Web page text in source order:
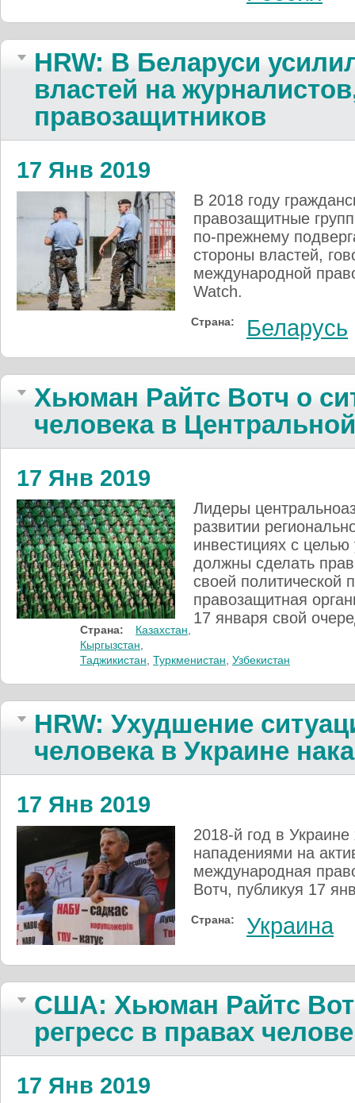
HRW: В Беларуси
властей на
правозащитников
17 Янв 2019
В 2018 году
правозащитные
по-прежнему
стороны властей,
международной
Watch.
Страна: Беларусь
Хьюман Райтс Вотч о
человека в
17 Янв 2019
Лидеры
развитии
инвестициях с целью
должны сделать
своей политической
правозащитная
17 января свой
Страна: Казахстан
Кыргызстан
Таджикистан Туркменистан Узбекистан
HRW: Ухудшение
человека в Украине
17 Янв 2019
2018-й год в
нападениями на
международная
Вотч, публикуя 17
Страна: Украина
США: Хьюман Райтс
регресс в правах
17 Янв 2019